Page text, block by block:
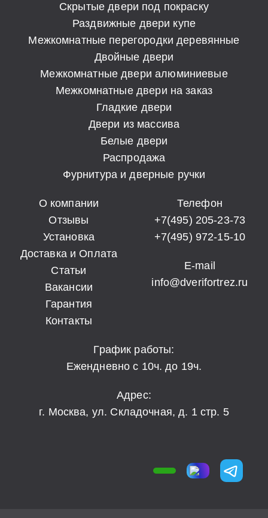
Скрытые двери под покраску
Раздвижные двери купе
Межкомнатные перегородки деревянные
Двойные двери
Межкомнатные двери алюминиевые
Межкомнатные двери на заказ
Гладкие двери
Двери из массива
Белые двери
Распродажа
Фурнитура и дверные ручки
О компании
Отзывы
Установка
Доставка и Оплата
Статьи
Вакансии
Гарантия
Контакты
Телефон
+7(495) 205-23-73
+7(495) 972-15-10
E-mail
info@dverifortrez.ru
График работы:
Ежендневно с 10ч. до 19ч.
Адрес:
г. Москва, ул. Складочная, д. 1 стр. 5